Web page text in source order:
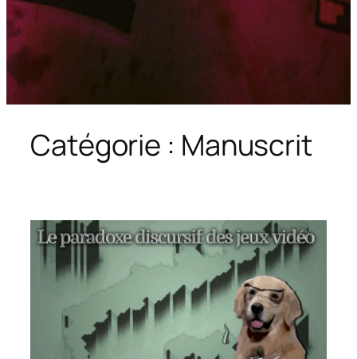
Catégorie : Manuscrit